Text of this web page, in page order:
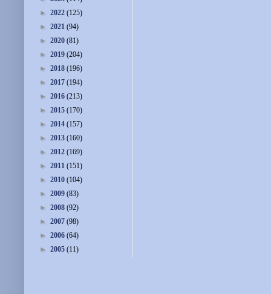
► 2022 (125)
► 2021 (94)
► 2020 (81)
► 2019 (204)
► 2018 (196)
► 2017 (194)
► 2016 (213)
► 2015 (170)
► 2014 (157)
► 2013 (160)
► 2012 (169)
► 2011 (151)
► 2010 (104)
► 2009 (83)
► 2008 (92)
► 2007 (98)
► 2006 (64)
► 2005 (11)